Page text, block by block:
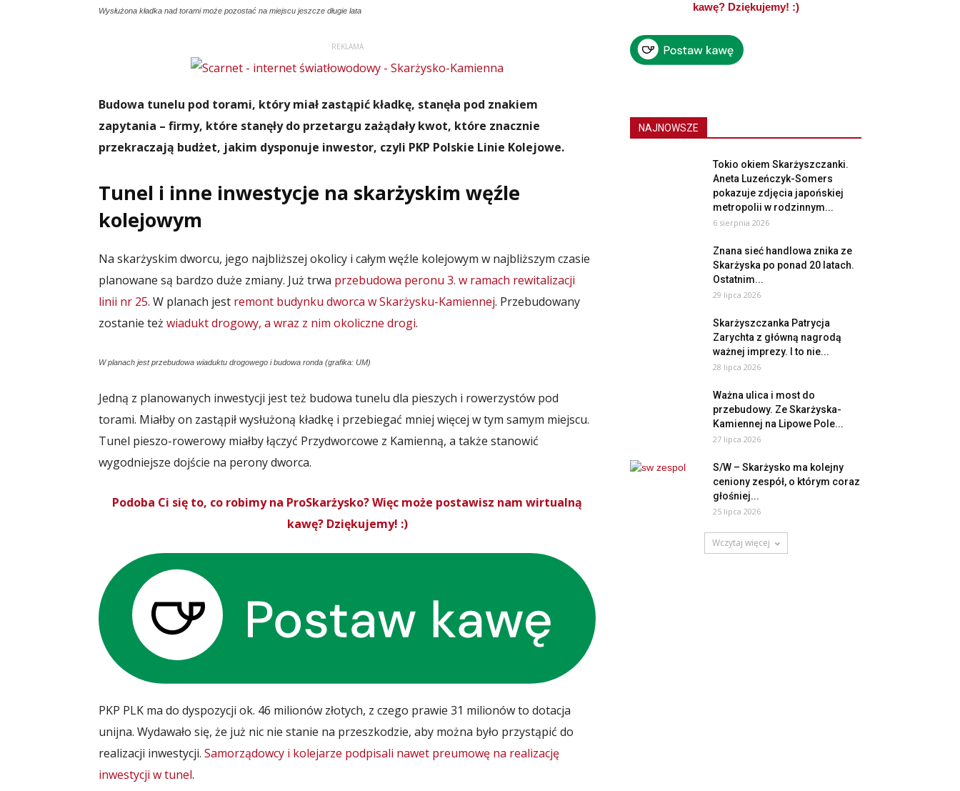
Wysłużona kładka nad torami może pozostać na miejscu jeszcze długie lata
REKLAMA
Budowa tunelu pod torami, który miał zastąpić kładkę, stanęła pod znakiem
zapytania – firmy, które stanęły do przetargu zażądały kwot, które znacznie
przekraczają budżet, jakim dysponuje inwestor, czyli PKP Polskie Linie Kolejowe.
Tunel i inne inwestycje na skarżyskim węźle
kolejowym
Na skarżyskim dworcu, jego najbliższej okolicy i całym węźle kolejowym w najbliższym czasie
planowane są bardzo duże zmiany. Już trwa przebudowa peronu 3. w ramach rewitalizacji
linii nr 25. W planach jest remont budynku dworca w Skarżysku-Kamiennej. Przebudowany
zostanie też wiadukt drogowy, a wraz z nim okoliczne drogi.
W planach jest przebudowa wiaduktu drogowego i budowa ronda (grafika: UM)
Jedną z planowanych inwestycji jest też budowa tunelu dla pieszych i rowerzystów pod
torami. Miałby on zastąpił wysłużoną kładkę i przebiegać mniej więcej w tym samym miejscu.
Tunel pieszo-rowerowy miałby łączyć Przydworcowe z Kamienną, a także stanowić
wygodniejsze dojście na perony dworca.
Podoba Ci się to, co robimy na ProSkarżysko? Więc może postawisz nam wirtualną
kawę? Dziękujemy! :)
PKP PLK ma do dyspozycji ok. 46 milionów złotych, z czego prawie 31 milionów to dotacja
unijna. Wydawało się, że już nic nie stanie na przeszkodzie, aby można było przystąpić do
realizacji inwestycji. Samorządowcy i kolejarze podpisali nawet preumowę na realizację
inwestycji w tunel.
kawę? Dziękujemy! :)
NAJNOWSZE
Tokio okiem Skarżyszczanki.
Aneta Luzeńczyk-Somers
pokazuje zdjęcia japońskiej
metropolii w rodzinnym...
6 sierpnia 2026
Znana sieć handlowa znika ze
Skarżyska po ponad 20 latach.
Ostatnim...
29 lipca 2026
Skarżyszczanka Patrycja
Zarychta z główną nagrodą
ważnej imprezy. I to nie...
28 lipca 2026
Ważna ulica i most do
przebudowy. Ze Skarżyska-
Kamiennej na Lipowe Pole...
27 lipca 2026
S/W – Skarżysko ma kolejny
ceniony zespół, o którym coraz
głośniej...
25 lipca 2026
Wczytaj więcej